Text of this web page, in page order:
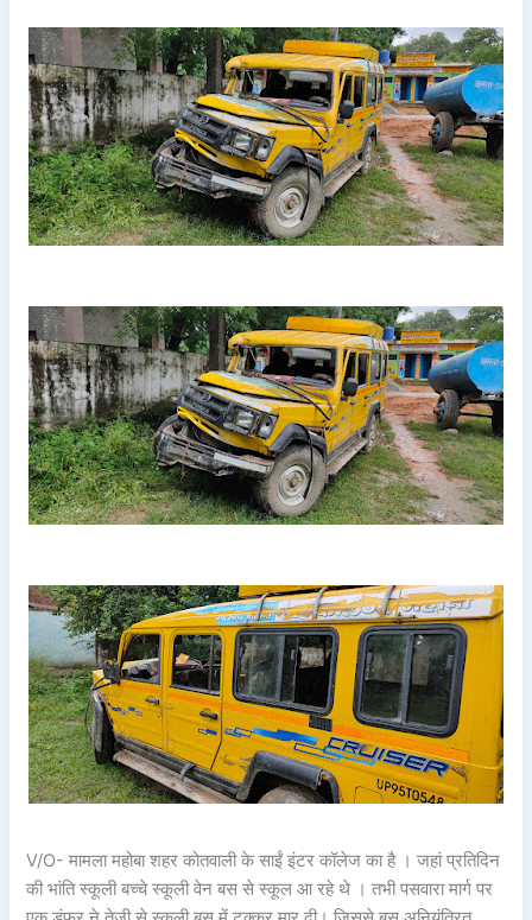
V/O- मामला महोबा शहर कोतवाली के साईं इंटर कॉलेज का है । जहां प्रतिदिन
की भांति स्कूली बच्चे स्कूली वेन बस से स्कूल आ रहे थे । तभी पसवारा मार्ग पर